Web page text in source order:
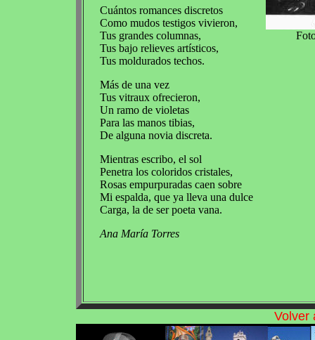
Cuántos romances discretos
Como mudos testigos vivieron,
Tus grandes columnas,
Tus bajo relieves artísticos,
Tus moldurados techos.
Más de una vez
Tus vitraux ofrecieron,
Un ramo de violetas
Para las manos tibias,
De alguna novia discreta.
Mientras escribo, el sol
Penetra los coloridos cristales,
Rosas empurpuradas caen sobre
Mi espalda, que ya lleva una dulce
Carga, la de ser poeta vana.
Ana María Torres
Volver